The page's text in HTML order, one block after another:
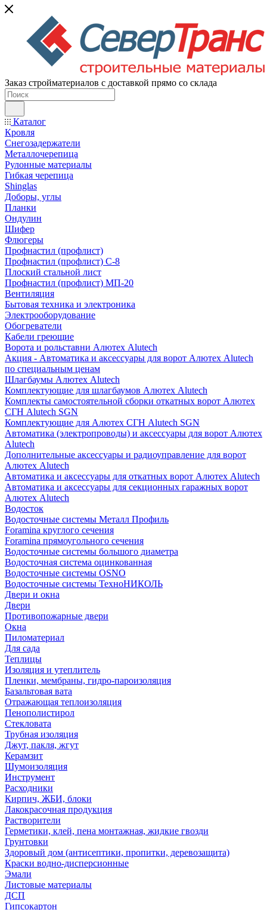
Заказ стройматериалов с доставкой прямо со склада
Каталог
Кровля
Снегозадержатели
Металлочерепица
Рулонные материалы
Гибкая черепица
Shinglas
Доборы, углы
Планки
Ондулин
Шифер
Флюгеры
Профнастил (профлист)
Профнастил (профлист) С-8
Плоский стальной лист
Профнастил (профлист) МП-20
Вентиляция
Бытовая техника и электроника
Электрооборудование
Обогреватели
Кабели греющие
Ворота и рольставни Алютех Alutech
Акция - Автоматика и аксессуары для ворот Алютех Alutech
по специальным ценам
Шлагбаумы Алютех Alutech
Комплектующие для шлагбаумов Алютех Alutech
Комплекты самостоятельной сборки откатных ворот Алютех
СГН Alutech SGN
Комплектующие для Алютех СГН Alutech SGN
Автоматика (электропроводы) и аксессуары для ворот Алютех
Alutech
Дополнительные аксессуары и радиоуправление для ворот
Алютех Alutech
Автоматика и аксессуары для откатных ворот Алютех Alutech
Автоматика и аксессуары для секционных гаражных ворот
Алютех Alutech
Водосток
Водосточные системы Металл Профиль
Foramina круглого сечения
Foramina прямоугольного сечения
Водосточные системы большого диаметра
Водосточная система оцинкованная
Водосточные системы OSNO
Водосточные системы ТехноНИКОЛЬ
Двери и окна
Двери
Противопожарные двери
Окна
Пиломатериал
Для сада
Теплицы
Изоляция и утеплитель
Пленки, мембраны, гидро-пароизоляция
Базальтовая вата
Отражающая теплоизоляция
Пенополистирол
Стекловата
Трубная изоляция
Джут, пакля, жгут
Керамзит
Шумоизоляция
Инструмент
Расходники
Кирпич, ЖБИ, блоки
Лакокрасочная продукция
Растворители
Герметики, клей, пена монтажная, жидкие гвозди
Грунтовки
Здоровый дом (антисептики, пропитки, деревозащита)
Краски водно-дисперсионные
Эмали
Листовые материалы
ДСП
Гипсокартон